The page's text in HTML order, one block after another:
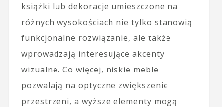
książki lub dekoracje umieszczone na
różnych wysokościach nie tylko stanowią
funkcjonalne rozwiązanie, ale także
wprowadzają interesujące akcenty
wizualne. Co więcej, niskie meble
pozwalają na optyczne zwiększenie
przestrzeni, a wyższe elementy mogą